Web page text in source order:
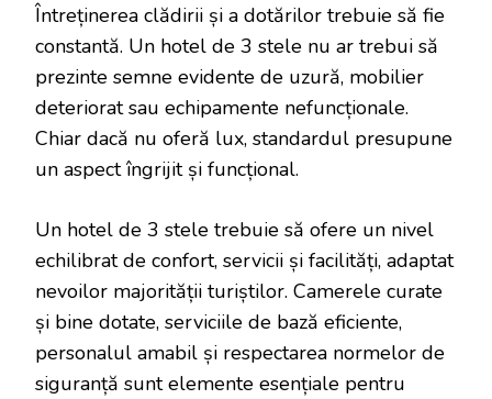
Întreținerea clădirii și a dotărilor trebuie să fie
constantă. Un hotel de 3 stele nu ar trebui să
prezinte semne evidente de uzură, mobilier
deteriorat sau echipamente nefuncționale.
Chiar dacă nu oferă lux, standardul presupune
un aspect îngrijit și funcțional.
Un hotel de 3 stele trebuie să ofere un nivel
echilibrat de confort, servicii și facilități, adaptat
nevoilor majorității turiștilor. Camerele curate
și bine dotate, serviciile de bază eficiente,
personalul amabil și respectarea normelor de
siguranță sunt elemente esențiale pentru